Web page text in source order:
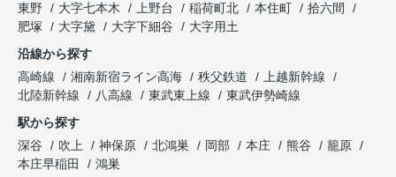
東野
大字七本木 上野台 稲荷町北 本住町
拾六間
肥塚
大字黛 大字下細谷
大字用土
沿線から探す
高崎線
湘南新宿ライン高海 秩父鉄道
上越新幹線
北陸新幹線
八高線 東武東上線
東武伊勢崎線
駅から探す
深谷
吹上 神保原 北鴻巣 岡部 本庄 熊谷
籠原
本庄早稲田
鴻巣